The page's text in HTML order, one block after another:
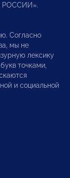
РОССИИ».
Согласно
мы не
лексику
точками,
и социальной